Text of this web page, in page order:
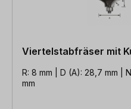
Viertelstabfräser mit
R: 8 mm | D (A): 28,7 mm |
mm